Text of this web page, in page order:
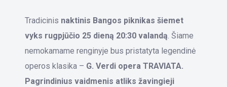
Tradicinis naktinis Bangos piknikas šiemet
vyks rugpjūčio 25 dieną 20:30 valandą. Šiame
nemokamame renginyje bus pristatyta legendinė
operos klasika – G. Verdi opera TRAVIATA.
Pagrindinius vaidmenis atliks žavingieji